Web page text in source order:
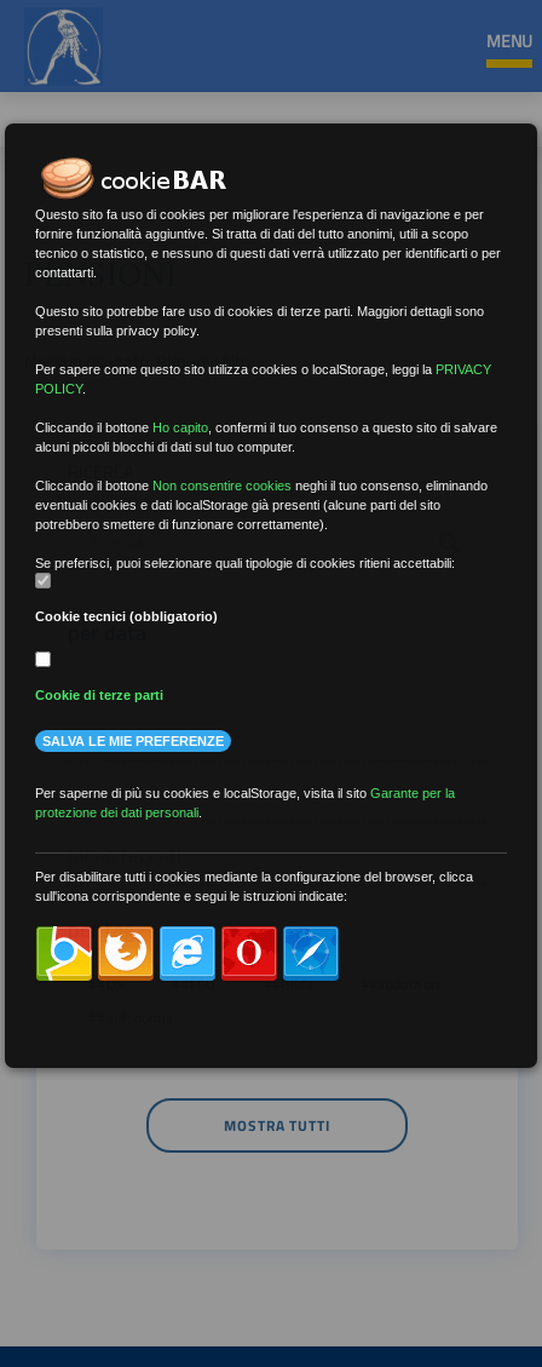
MENU
PENSIONI
Nessun risultato.Rimuovi filtri
per data
più recenti
meno recenti
per tag
##DS ##FGU ##Gilda
MOSTRA TUTTI
Questo sito fa uso di cookies per migliorare l'esperienza di navigazione e per
fornire funzionalità aggiuntive. Si tratta di dati del tutto anonimi, utili a scopo
tecnico o statistico, e nessuno di questi dati verrà utilizzato per identificarti o per
contattarti.
Questo sito potrebbe fare uso di cookies di terze parti. Maggiori dettagli sono
presenti sulla privacy policy.
Per sapere come questo sito utilizza cookies o localStorage, leggi la PRIVACY
POLICY.
Cliccando il bottone Ho capito ,confermi il tuo consenso a questo sito di salvare
alcuni piccoli blocchi di dati sul tuo computer.
Cliccando il bottone Non consentire cookies neghi il tuo consenso, eliminando
eventuali cookies e dati localStorage già presenti (alcune parti del sito
potrebbero smettere di funzionare correttamente).
Se preferisci, puoi selezionare quali tipologie di cookies ritieni accettabili:
Cookie tecnici (obbligatorio)
Cookie di terze parti
SALVA LE MIE PREFERENZE
Per saperne di più su cookies e localStorage, visita il sitoGarante per la
protezione dei dati personali
Per disabilitare tutti i cookies mediante la configurazione del browser, clicca
sull'icona corrispondente e segui le istruzioni indicate: